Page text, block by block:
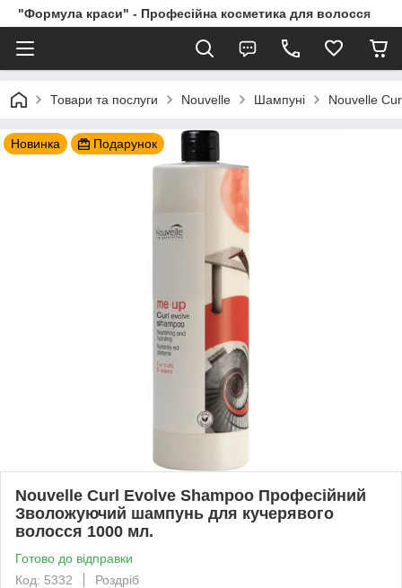
"Формула краси" - Професійна косметика для волосся
Товари та послуги Nouvelle Шампуні Nouvelle
Новинка Подарунок
Nouvelle Curl Evolve Shampoo Професійний
Зволожуючий шампунь для кучерявого
волосся 1000 мл.
Готово до відправки
Код: 5332
Роздріб